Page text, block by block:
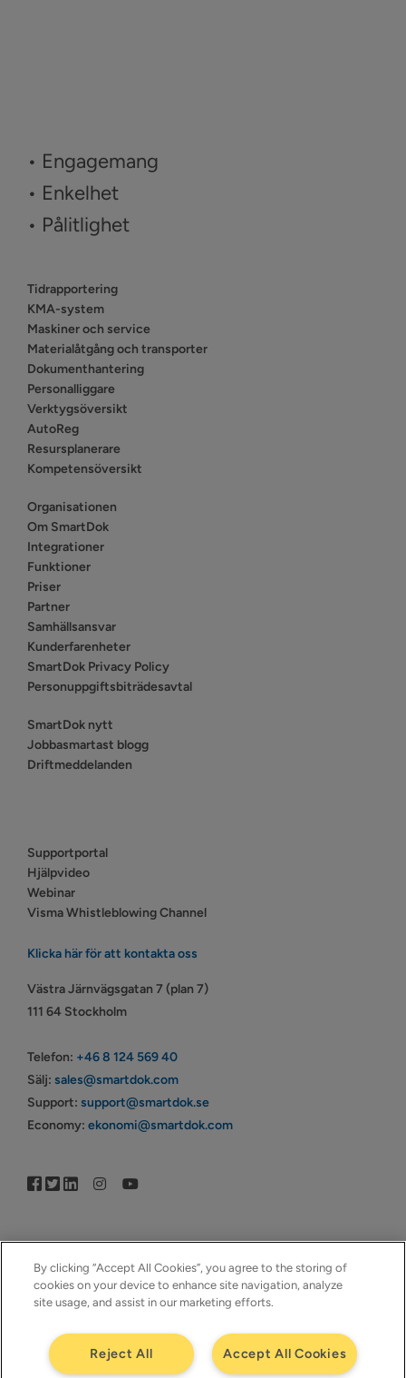
• Engagemang
• Enkelhet
• Pålitlighet
Tidrapportering
KMA-system
Maskiner och service
Materialåtgång och transporter
Dokumenthantering
Personalliggare
Verktygsöversikt
AutoReg
Resursplanerare
Kompetensöversikt
Organisationen
Om SmartDok
Integrationer
Funktioner
Priser
Partner
Samhällsansvar
Kunderfarenheter
SmartDok Privacy Policy
Personuppgiftsbiträdesavtal
SmartDok nytt
Jobbasmartast blogg
Driftmeddelanden
Supportportal
Hjälpvideo
Webinar
Visma Whistleblowing Channel
Klicka här för att kontakta oss
Västra Järnvägsgatan 7 (plan 7)
111 64 Stockholm
Telefon: +46 8 124 569 40
Sälj: sales@smartdok.com
Support: support@smartdok.se
Economy: ekonomi@smartdok.com
© Copyright 2005–2026 | © SmartDok © Visma | All Rights
Reserved | ™SmartDok – Ett företag i ™Visma
By clicking “Accept All Cookies”, you agree to the storing of
cookies on your device to enhance site navigation, analyze
site usage, and assist in our marketing efforts.
Accept All Cookies
Reject All